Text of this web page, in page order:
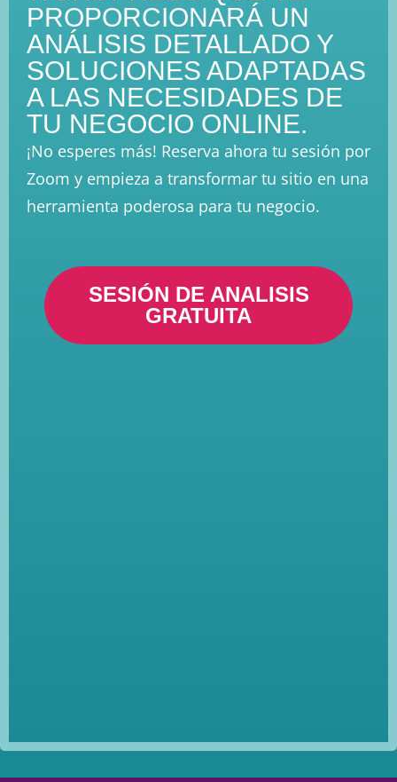
PROPORCIONARÁ UN
ANÁLISIS DETALLADO Y
SOLUCIONES ADAPTADAS
A LAS NECESIDADES DE
TU NEGOCIO ONLINE.
¡No esperes más! Reserva ahora tu sesión por
Zoom y empieza a transformar tu sitio en una
herramienta poderosa para tu negocio.
SESIÓN DE ANALISIS
GRATUITA